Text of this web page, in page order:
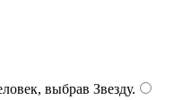
выбрав Звезду.